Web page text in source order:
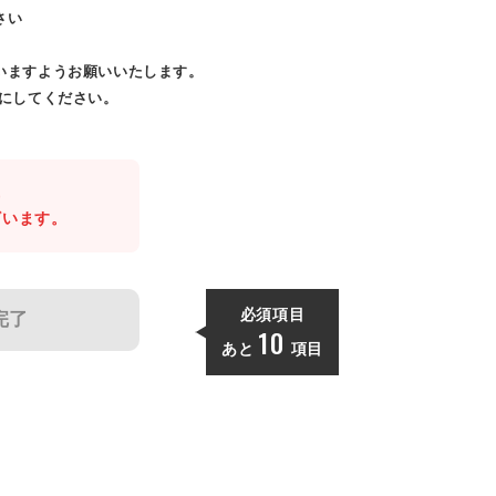
い
すようお願いいたします。
してください。
ます。
了 必須項目
あと 10 項目